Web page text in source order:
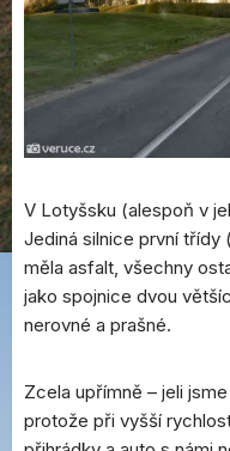
V Lotyšsku (alespoň v
Jediná silnice první třídy
měla asfalt, všechny
jako spojnice dvou
nerovné a prašné.
Zcela upřímně – jeli
protože při vyšší